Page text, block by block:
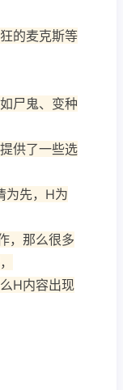
的麦克斯等
尸鬼、变种
供了一些选
为先，H为
，那么很多
H内容出现